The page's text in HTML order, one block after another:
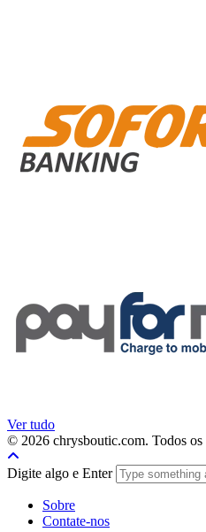
Ver tudo
© 2026 chrysboutic.com. Todos os
Digite algo e Enter
Sobre
Contate-nos